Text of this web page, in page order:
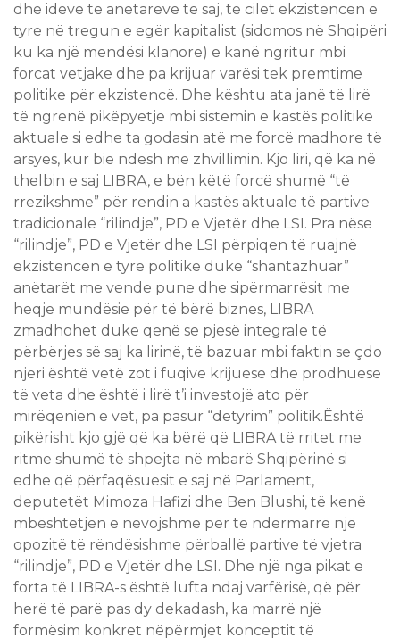
dhe ideve të anëtarëve të saj, të cilët ekzistencën e
tyre në tregun e egër kapitalist (sidomos në Shqipëri
ku ka një mendësi klanore) e kanë ngritur mbi
forcat vetjake dhe pa krijuar varësi tek premtime
politike për ekzistencë. Dhe kështu ata janë të lirë
të ngrenë pikëpyetje mbi sistemin e kastës politike
aktuale si edhe ta godasin atë me forcë madhore të
arsyes, kur bie ndesh me zhvillimin. Kjo liri, që ka në
thelbin e saj LIBRA, e bën këtë forcë shumë “të
rrezikshme” për rendin a kastës aktuale të partive
tradicionale “rilindje”, PD e Vjetër dhe LSI. Pra nëse
“rilindje”, PD e Vjetër dhe LSI përpiqen të ruajnë
ekzistencën e tyre politike duke “shantazhuar”
anëtarët me vende pune dhe sipërmarrësit me
heqje mundësie për të bërë biznes, LIBRA
zmadhohet duke qenë se pjesë integrale të
përbërjes së saj ka lirinë, të bazuar mbi faktin se çdo
njeri është vetë zot i fuqive krijuese dhe prodhuese
të veta dhe është i lirë t’i investojë ato për
mirëqenien e vet, pa pasur “detyrim” politik.Është
pikërisht kjo gjë që ka bërë që LIBRA të rritet me
ritme shumë të shpejta në mbarë Shqipërinë si
edhe që përfaqësuesit e saj në Parlament,
deputetët Mimoza Hafizi dhe Ben Blushi, të kenë
mbështetjen e nevojshme për të ndërmarrë një
opozitë të rëndësishme përballë partive të vjetra
“rilindje”, PD e Vjetër dhe LSI. Dhe një nga pikat e
forta të LIBRA-s është lufta ndaj varfërisë, që për
herë të parë pas dy dekadash, ka marrë një
formësim konkret nëpërmjet konceptit të